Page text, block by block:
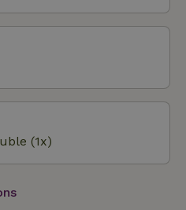
partie de la région
la région viticole de
commune font référence
excursions d'une
: Europa Park,
und Bärenpark,
piste de luge, pédalo, parc
pour enfants,
(1x)